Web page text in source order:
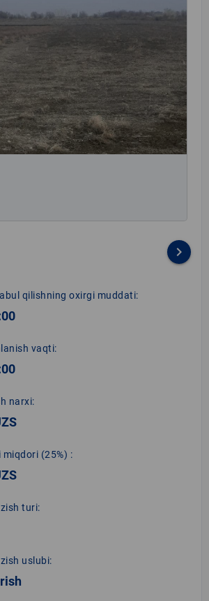
keyboard_arrow_right
qilishning oxirgi muddati:
vaqti:
narxi:
miqdori (25%) :
turi:
uslubi: